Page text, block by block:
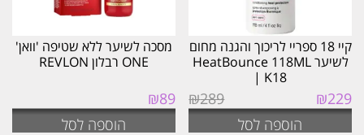
קיי 18 ספריי לריכוך והגנה מחום
לשיער HeatBounce 118ML
| K18
₪289
המחיר
המקורי
₪229
הנוכחי
הוא:הוספה לסל
מסכה לשיער ללא שטיפה 'וואן'
ONE רבלון REVLON
₪89
הוספה לסל